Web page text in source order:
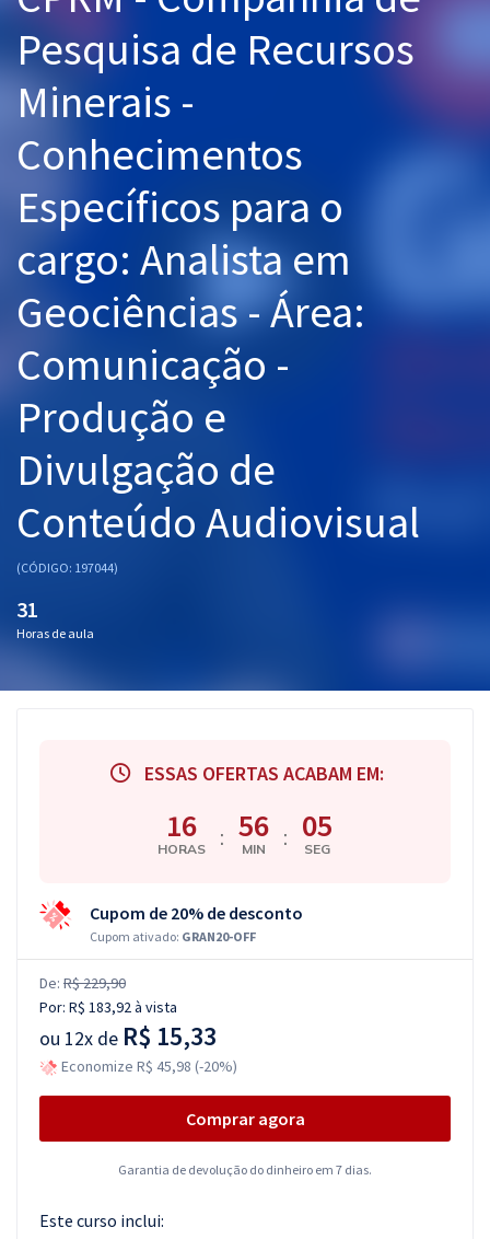
Graduação
Mentorias
Questões grátis
Conteúdo gratuito
Blog
Aprovados
Atendimento
Pesquisa de Recursos
Minerais -
Conhecimentos
Específicos para o
cargo: Analista em
Geociências - Área:
Comunicação -
Produção e
Divulgação de
Conteúdo Audiovisual
(CÓDIGO: 197044)
31
Horas de aula
ESSAS OFERTAS ACABAM EM:
16
HORAS : 56
MIN : 04
SEG
Cupom de 20% de desconto
Cupom ativado: GRAN20-OFF
De: R$ 229,90
Por: R$ 183,92à vista
ou 12x de R$ 15,33
Economize R$ 45,98 (-20%)
Comprar agora
Garantia de devolução do dinheiro em 7 dias.
Este curso inclui: